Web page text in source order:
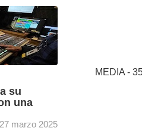
[+]
ColorBox y
por el
AbelCine y
su
una
27 marzo 2025
MEDIA -